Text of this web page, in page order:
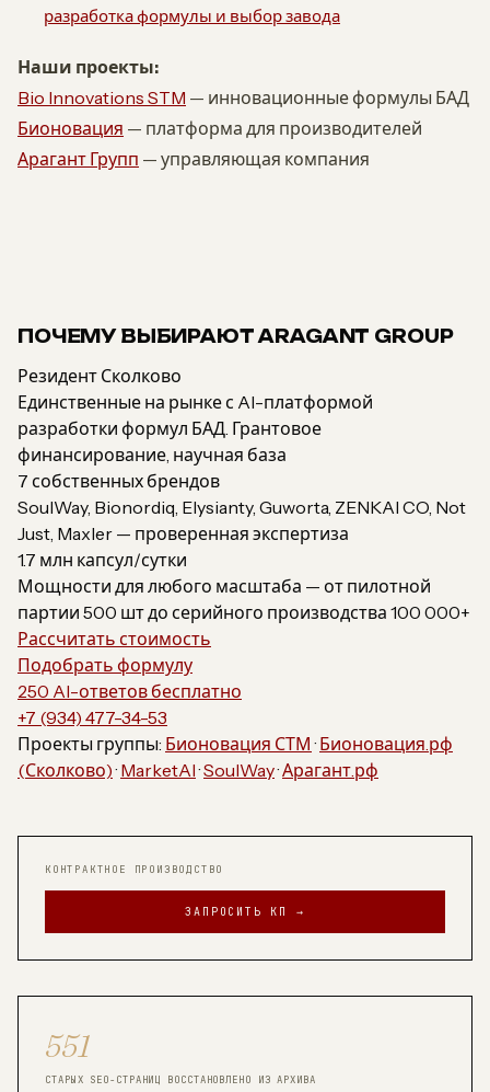
разработка формулы и выбор завода
Наши проекты:
Bio Innovations STM — инновационные формулы БАД
Бионовация — платформа для производителей
Арагант Групп — управляющая компания
ПОЧЕМУ ВЫБИРАЮТ ARAGANT GROUP
Резидент Сколково
Единственные на рынке с AI-платформой
разработки формул БАД. Грантовое
финансирование, научная база
7 собственных брендов
SoulWay, Bionordiq, Elysianty, Guworta, ZENKAI CO, Not
Just, Maxler — проверенная экспертиза
1.7 млн капсул/сутки
Мощности для любого масштаба — от пилотной
партии 500 шт до серийного производства 100 000+
Рассчитать стоимость
Подобрать формулу
250 AI-ответов бесплатно
+7 (934) 477-34-53
Проекты группы: Бионовация СТМ · Бионовация.рф
(Сколково)· MarketAI·SoulWay·Арагант.рф
КОНТРАКТНОЕ ПРОИЗВОДСТВО
ЗАПРОСИТЬ КП →
551
СТАРЫХ SEO-СТРАНИЦ ВОССТАНОВЛЕНО ИЗ АРХИВА